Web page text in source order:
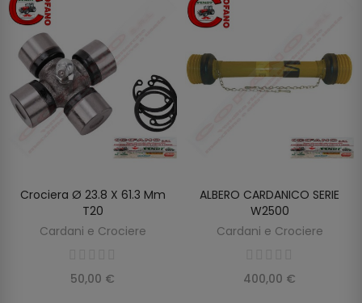
AGGIUNGI AL CARRELLO
Crociera Ø 23.8 X 61.3 Mm
T20
Cardani e Crociere
50,00 €
AGGIUNGI AL CARRELLO
ALBERO CARDANICO SERIE
W2500
Cardani e Crociere
400,00 €